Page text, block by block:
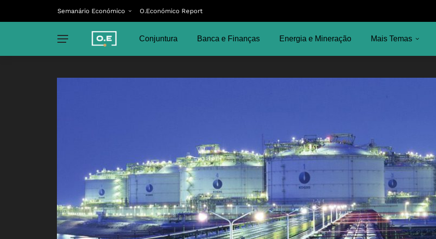
Semanário Económico O.Económico Report
Conjuntura Banca e Finanças Energia e Mineração Mais Temas